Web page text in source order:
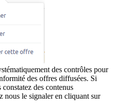
des contrôles pour
des offres diffusées. Si
des contenus
nous le signaler en cliquant sur